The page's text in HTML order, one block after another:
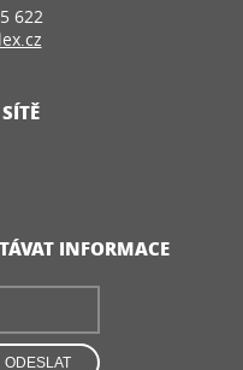
622
INFORMACE
ODESLAT